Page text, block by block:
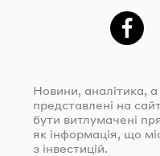
Новини, аналітика, а
представлені на
бути витлумачені
як інформація, що
з інвестицій.